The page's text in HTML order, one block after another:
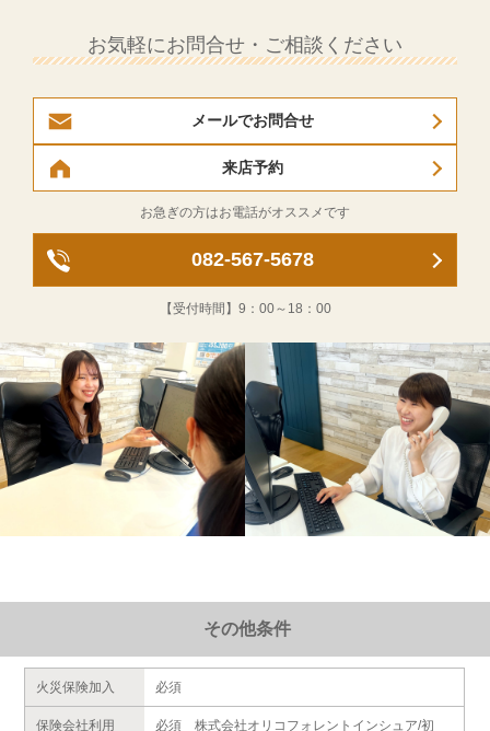
お気軽にお問合せ・ご相談ください
メールでお問合せ
来店予約
お急ぎの方はお電話がオススメです
082-567-5678
【受付時間】 9：00～18：00
その他条件
火災保険加入 必須
保険会社利用
必須 株式会社オリコフォレントインシュア/初